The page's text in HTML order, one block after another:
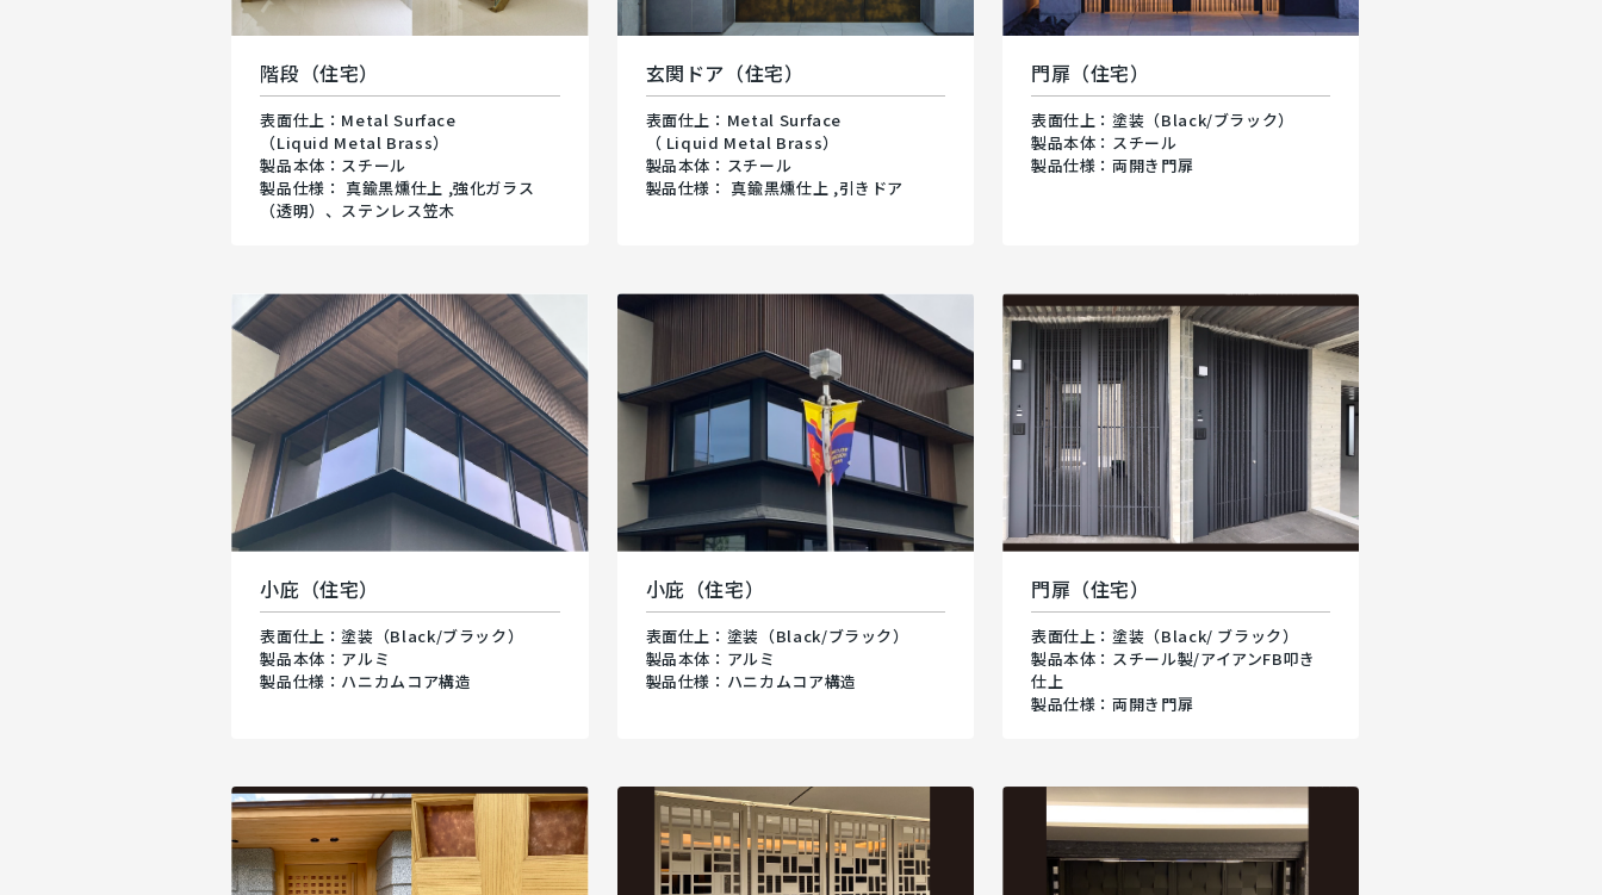
階段（住宅）
表面仕上：Metal Surface
（Liquid Metal Brass）
製品本体：スチール
製品仕様： 真鍮黒燻仕上 ,強化ガラス
（透明）、ステンレス笠木
玄関ドア（住宅）
表面仕上：Metal Surface
（ Liquid Metal Brass）
製品本体：スチール
製品仕様： 真鍮黒燻仕上 ,引きドア
門扉（住宅）
表面仕上：塗装（Black/ブラック）
製品本体：スチール
製品仕様：両開き門扉
小庇（住宅）
表面仕上：塗装（Black/ブラック）
製品本体：アルミ
製品仕様：ハニカムコア構造
小庇（住宅）
表面仕上：塗装（Black/ブラック）
製品本体：アルミ
製品仕様：ハニカムコア構造
門扉（住宅）
表面仕上：塗装（Black/ ブラック）
製品本体：スチール製/アイアンFB叩き
仕上
製品仕様：両開き門扉